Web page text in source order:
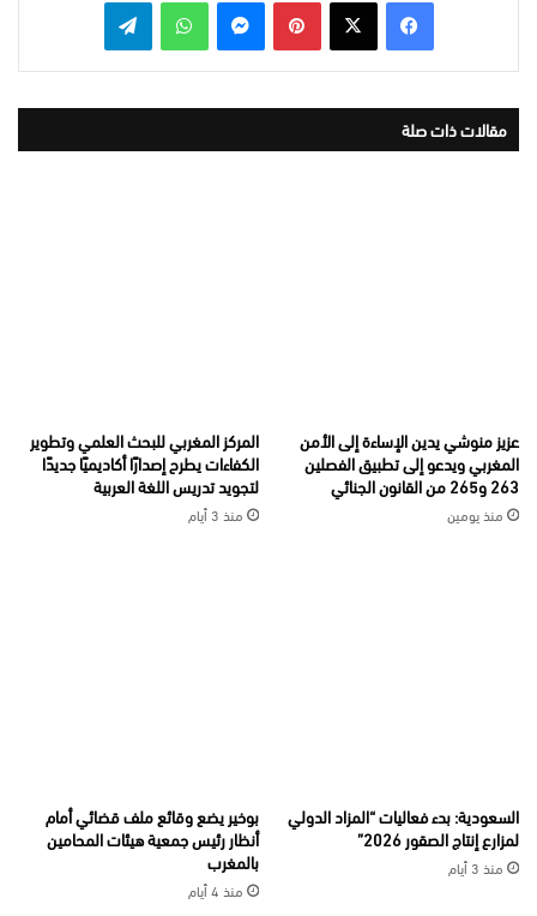
مقالات ذات صلة
عزيز منوشي يدين الإساءة إلى الأمن
المغربي ويدعو إلى تطبيق الفصلين
263 و265 من القانون الجنائي
منذ يومين
المركز المغربي للبحث العلمي وتطوير
الكفاءات يطرح إصدارًا أكاديميًا جديدًا
لتجويد تدريس اللغة العربية
منذ 3 أيام
السعودية: بدء فعاليات “المزاد الدولي
لمزارع إنتاج الصقور 2026”
منذ 3 أيام
بوخير يضع وقائع ملف قضائي أمام
أنظار رئيس جمعية هيئات المحامين
بالمغرب
منذ 4 أيام